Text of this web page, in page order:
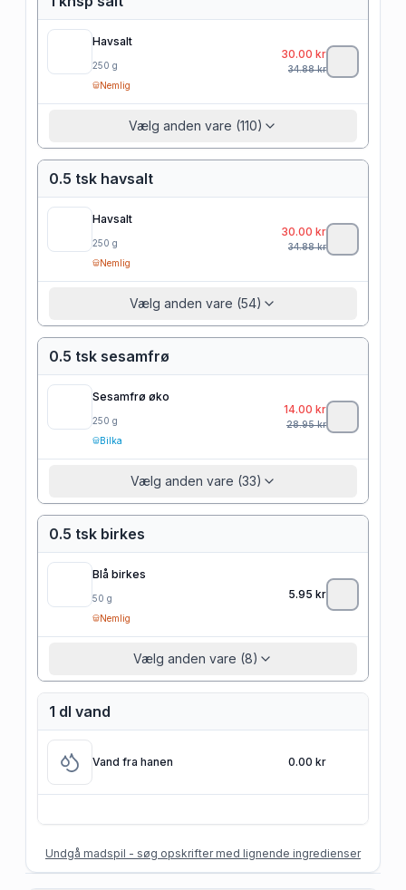
Havsalt
250 g
Nemlig
30.00 kr
34.88kr
Vælg anden vare (110)
0.5 tsk havsalt
Havsalt
250 g
Nemlig
30.00 kr
34.88kr
Vælg anden vare (54)
0.5 tsk sesamfrø
Sesamfrø øko
250 g
Bilka
14.00 kr
28.95kr
Vælg anden vare (33)
0.5 tsk birkes
Blå birkes
50 g
Nemlig
5.95 kr
Vælg anden vare (8)
1 dl vand
Vand fra hanen 0.00 kr
Undgå madspil - søg opskrifter med lignende ingredienser